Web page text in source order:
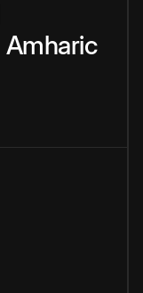
Amharic